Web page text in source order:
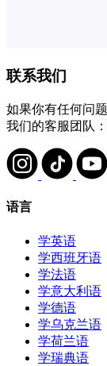
联系我们
如果你有任何问
我们的客服团队：
语言
学英语
学西班牙语
学法语
学意大利语
学德语
学乌克兰语
学荷兰语
学瑞典语